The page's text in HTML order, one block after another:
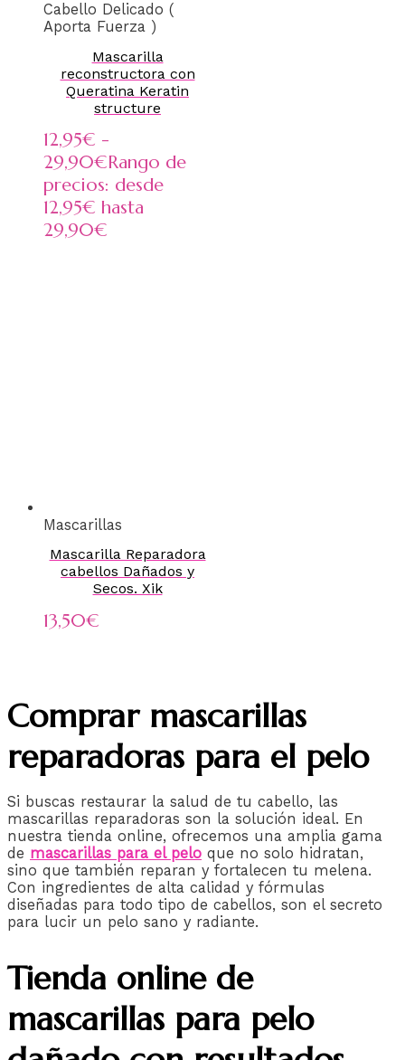
Cabello Delicado (
Aporta Fuerza )
Mascarilla
reconstructora con
Queratina Keratin
structure
12,95€ -
29,90€Rango de
precios: desde
12,95€ hasta
29,90€
Mascarillas
Mascarilla Reparadora
cabellos Dañados y
Secos. Xik
13,50€
Comprar mascarillas
reparadoras para el pelo
Si buscas restaurar la salud de tu cabello, las
mascarillas reparadoras son la solución ideal. En
nuestra tienda online, ofrecemos una amplia gama
de mascarillas para el pelo que no solo hidratan,
sino que también reparan y fortalecen tu melena.
Con ingredientes de alta calidad y fórmulas
diseñadas para todo tipo de cabellos, son el secreto
para lucir un pelo sano y radiante.
Tienda online de
mascarillas para pelo